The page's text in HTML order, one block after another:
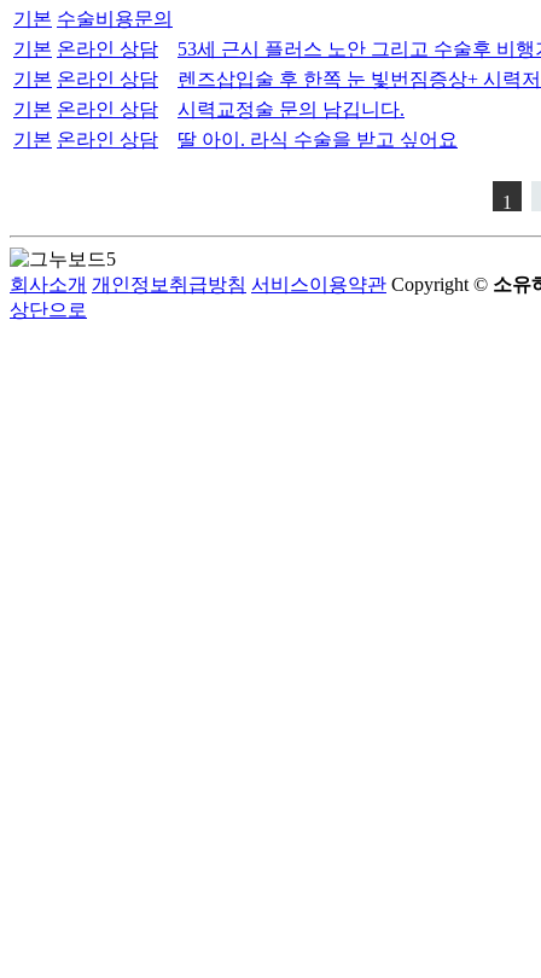
기본 수술비용문의
기본 온라인 상담
53세 근시 플러스 노안 그리고 수술후 비
기본 온라인 상담
렌즈삽입술 후 한쪽 눈 빛번짐증상+ 시력
기본 온라인 상담
시력교정술 문의 남깁니다.
기본 온라인 상담 딸 아이. 라식 수술을 받고 싶어요
1
회사소개 개인정보취급방침 서비스이용약관 Copyright © 소유
상단으로